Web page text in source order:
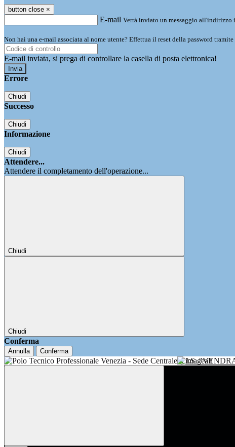
button close ×
E-mail Verrà inviato un messaggio all'indirizzo
Non hai una e-mail associata al nome utente? Effettua il reset della password tramite
E-mail inviata, si prega di controllare la casella di posta elettronica!
Errore
Chiudi
Successo
Chiudi
Informazione
Chiudi
Attendere...
Attendere il completamento dell'operazione...
Chiudi
Chiudi
Conferma
Annulla Conferma
I.I.S.